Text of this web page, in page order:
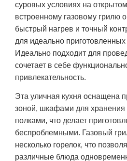
суровых условиях на
встроенному газовому грилю
быстрый нагрев и точный
для идеально
Идеально подходит для
сочетает в себе
привлекательность.
Эта уличная кухня оснащена
зоной, шкафами для
полками, что делает
беспроблемными. Газовый
несколько горелок, что
различные блюда